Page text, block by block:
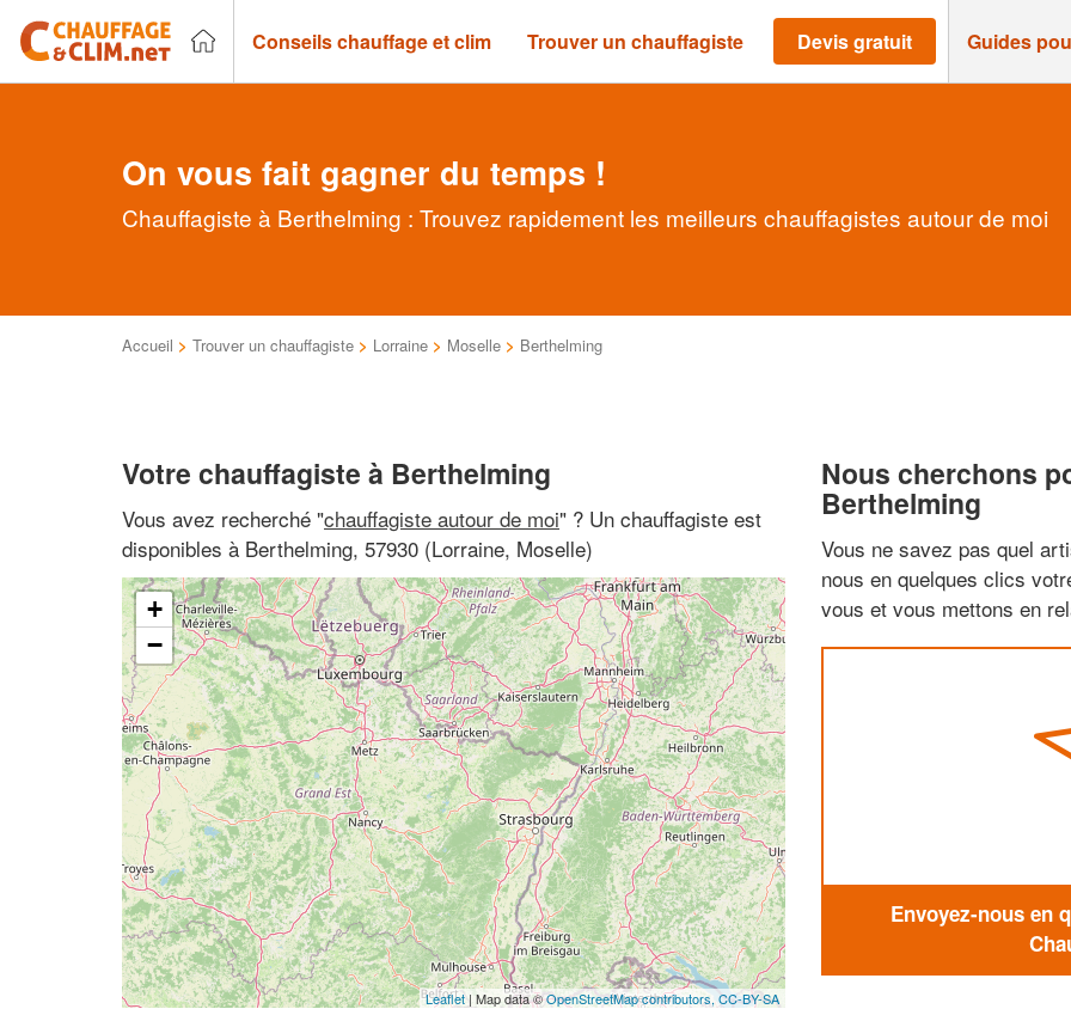
Conseils chauffage et clim Trouver un chauffagiste Devis gratuit Guides
On vous fait gagner du temps !
Chauffagiste à Berthelming : Trouvez rapidement les meilleurs chauffagistes autour de moi
Accueil > Trouver un chauffagiste > Lorraine > Moselle > Berthelming
Votre chauffagiste à Berthelming
Vous avez recherché "chauffagiste autour de moi" ? Un chauffagiste est
disponibles à Berthelming, 57930 (Lorraine, Moselle)
+
−
Leaflet| Map data ©OpenStreetMap contributors, CC-BY-SA
Nous cherchons
Berthelming
Vous ne savez pas quel
nous en quelques clics
vous et vous mettons en
Envoyez-nous en